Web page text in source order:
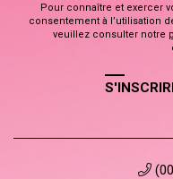
Pour connaître et exercer
consentement à l’utilisation
veuillez consulter notre